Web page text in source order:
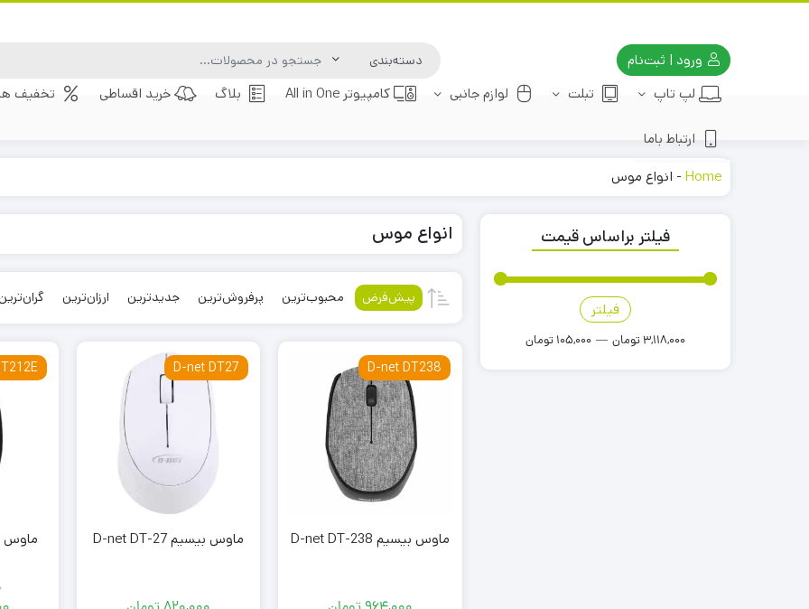
ورود | ثبت‌نام
لپ تاپ
تبلت لوازم جانبی کامپیوتر All in One بلاگ خرید اقساطی تخفیف
ارتباط باما
Home
- انواع موس
انواع موس
پیش‌فرض محبوب‌ترین پرفروش‌ترین جدیدترین ارزان‌ترین گران‌ترین
D-net DT238
ماوس بیسیم D-net DT-238
D-net DT27
ماوس بیسیم D-net DT-27
فیلتر براساس قیمت
فیلتر
105,000 تومان — 3,118,000 تومان